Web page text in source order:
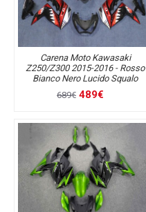
Carena Moto Kawasaki
Z250/Z300 2015-2016 - Rosso
Bianco Nero Lucido Squalo
689€ 489€